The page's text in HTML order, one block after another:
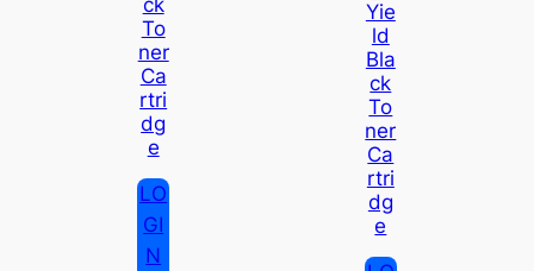
To
Ner
Ca
Rtri
Dg
E
LO
GI
N
Yie
Ld
Bla
Ck
To
Ner
Ca
Rtri
Dg
E